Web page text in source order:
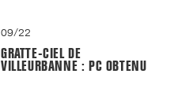
09/22
GRATTE-CIEL DE
VILLEURBANNE : PC OBTENU